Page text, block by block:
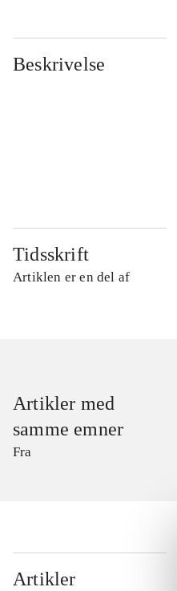
Beskrivelse
Tidsskrift
Artiklen er en del af
Artikler med
samme emner
Fra
Artikler